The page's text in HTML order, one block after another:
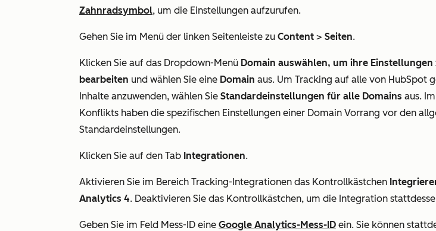
Zahnradsymbol, um die Einstellungen aufzurufen.
Gehen Sie im Menü der linken Seitenleiste zu Content > Seiten.
Klicken Sie auf das Dropdown-Menü Domain auswählen, um ihre Einstellungen
bearbeiten und wählen Sie eine Domain aus. Um Tracking auf alle von HubSpot
Inhalte anzuwenden, wählen Sie Standardeinstellungen für alle Domains aus.
Konflikts haben die spezifischen Einstellungen einer Domain Vorrang vor den
Standardeinstellungen.
Klicken Sie auf den Tab Integrationen.
Aktivieren Sie im Bereich Tracking-Integrationen das Kontrollkästchen
Analytics 4. Deaktivieren Sie das Kontrollkästchen, um die Integration
Geben Sie im Feld Mess-ID eine Google Analytics-Mess-ID ein. Sie können